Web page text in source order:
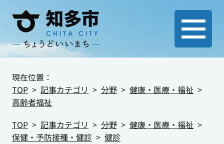
現在位置：
TOP
記事カテゴリ 分野
健康・医療・福祉
高齢者福祉
TOP
記事カテゴリ 分野
健康・医療・福祉
保健・予防接種・健診
健診